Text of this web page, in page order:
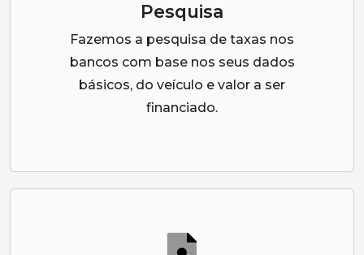
Pesquisa
Fazemos a pesquisa de taxas nos
bancos com base nos seus dados
básicos, do veículo e valor a ser
financiado.